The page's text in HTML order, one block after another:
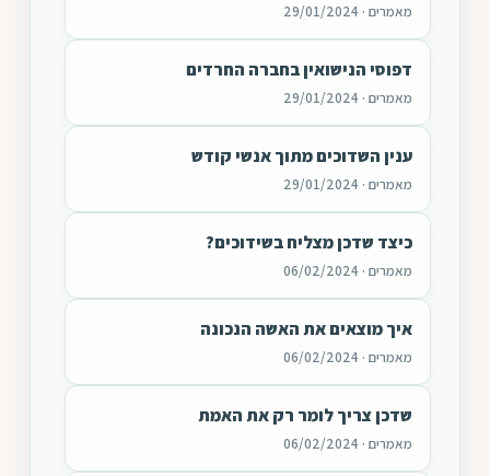
מאמרים · 29/01/2024
דפוסי הנישואין בחברה החרדים
מאמרים · 29/01/2024
ענין השדוכים מתוך אנשי קודש
מאמרים · 29/01/2024
כיצד שדכן מצליח בשידוכים?
מאמרים · 06/02/2024
איך מוצאים את האשה הנכונה
מאמרים · 06/02/2024
שדכן צריך לומר רק את האמת
מאמרים · 06/02/2024